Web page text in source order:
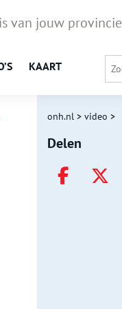
van jouw provincie
KAART
onh.nl > video >
Delen